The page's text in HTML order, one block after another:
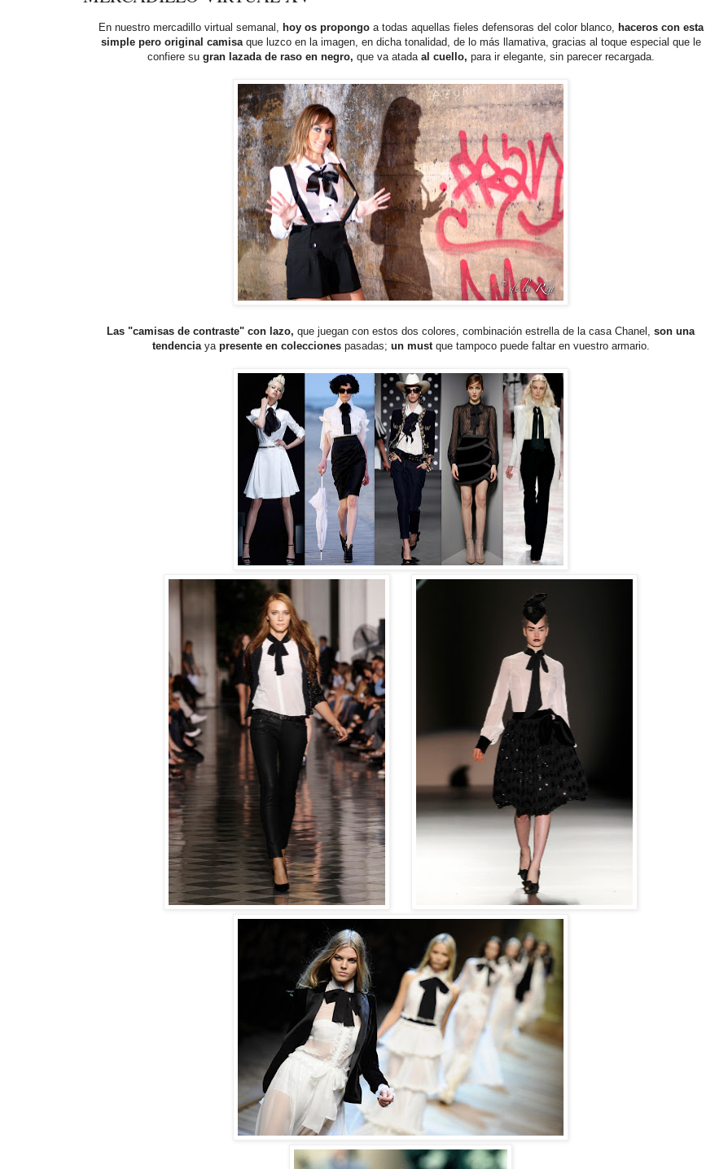
En nuestro mercadillo virtual semanal, hoy os propongo a todas aquellas fieles defensoras del color blanco, haceros con esta
simple pero original camisa que luzco en la imagen, en dicha tonalidad, de lo más llamativa, gracias al toque especial que le
confiere su gran lazada de raso en negro, que va atada al cuello, para ir elegante, sin parecer recargada.
Las "camisas de contraste" con lazo, que juegan con estos dos colores, combinación estrella de la casa Chanel, son una
tendenciaya presente en coleccionespasadas; un mustque tampoco puede faltar en vuestro armario.